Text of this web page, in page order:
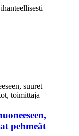
pehmeät